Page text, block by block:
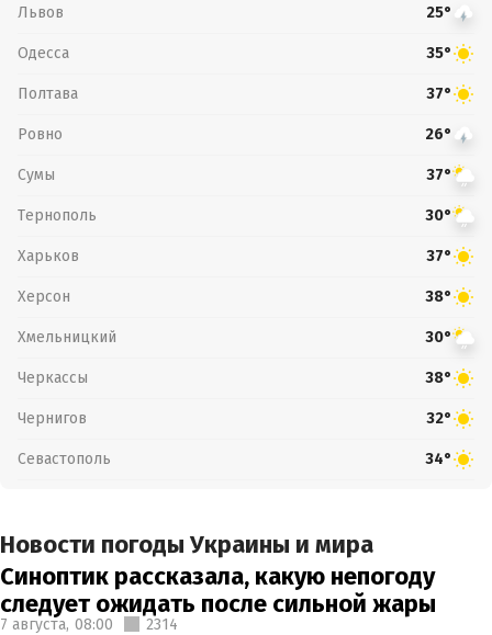
Львов 25°
Одесса 35°
Полтава 37°
Ровно 26°
Сумы 37°
Тернополь 30°
Харьков 37°
Херсон 38°
Хмельницкий 30°
Черкассы 38°
Чернигов 32°
Севастополь 34°
Новости погоды Украины и мира
Синоптик рассказала, какую непогоду
следует ожидать после сильной жары
7 августа, 08:00 2314